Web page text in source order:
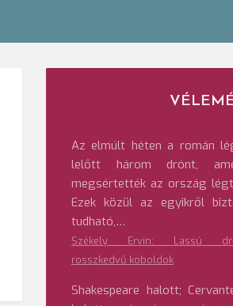
Az elmúlt héten a román
lelőtt három drónt,
megsértették az ország
Ezek közül az egyikről
tudható,…
Székely Ervin: Lassú
rosszkedvű koboldok
Shakespeare halott;